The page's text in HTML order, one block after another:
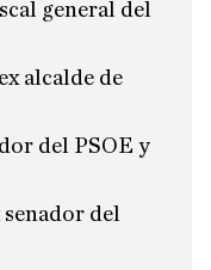
general del
alcalde de
del PSOE y
senador del